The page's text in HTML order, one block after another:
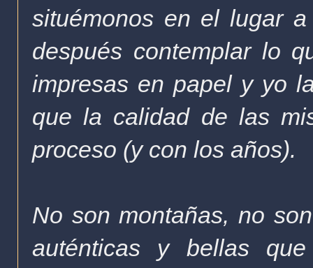
situémonos en el lugar
después contemplar lo
impresas en papel y yo
que la calidad de las
proceso (y con los años).
No son montañas, no
auténticas y bellas